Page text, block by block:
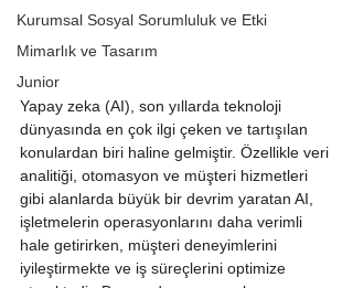
Kurumsal Sosyal Sorumluluk ve Etki
Mimarlık ve Tasarım
Junior
Yapay zeka (AI), son yıllarda teknoloji
dünyasında en çok ilgi çeken ve tartışılan
konulardan biri haline gelmiştir. Özellikle veri
analitiği, otomasyon ve müşteri hizmetleri
gibi alanlarda büyük bir devrim yaratan AI,
işletmelerin operasyonlarını daha verimli
hale getirirken, müşteri deneyimlerini
iyileştirmekte ve iş süreçlerini optimize